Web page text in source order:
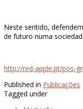
Neste sentido,
de futuro numa
http://red-apple.pt/pos-
Published in Publicações
Tagged under